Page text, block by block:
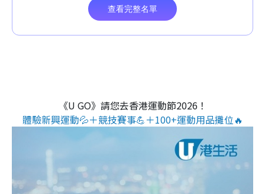
《U GO》請您去香港運動節2026！
體驗新興運動💦＋競技賽事💪＋100+運動用品攤位🔥